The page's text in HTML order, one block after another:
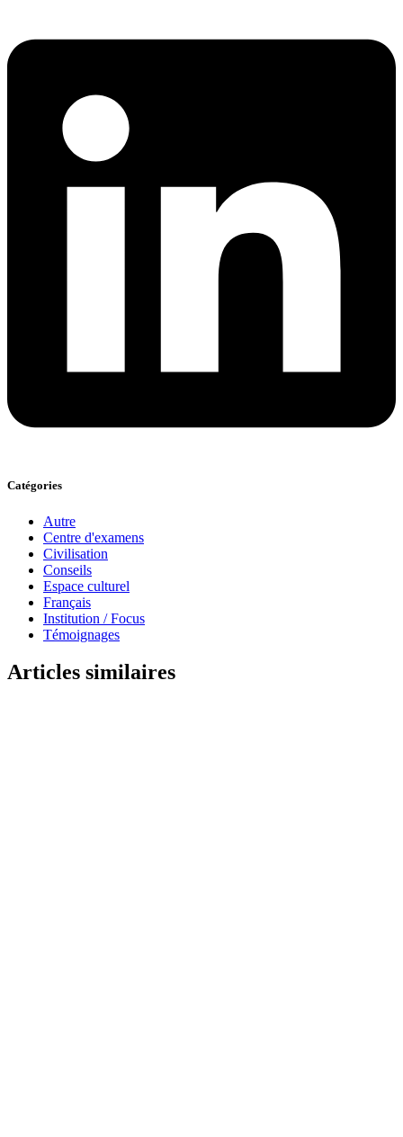
Catégories
Autre
Centre d'examens
Civilisation
Conseils
Espace culturel
Français
Institution / Focus
Témoignages
Articles similaires